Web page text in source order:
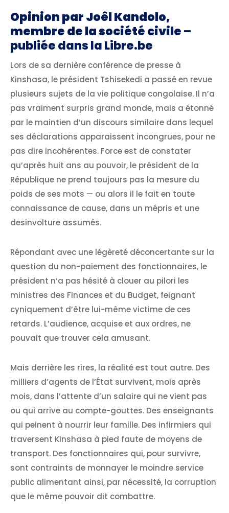
Opinion par Joêl Kandolo,
membre de la société civile–
publiée dans la Libre.be
Lors de sa dernière conférence de presse à
Kinshasa, le président Tshisekedi a passé en revue
plusieurs sujets de la vie politique congolaise. Il n’a
pas vraiment surpris grand monde, mais a étonné
par le maintien d’un discours similaire dans lequel
ses déclarations apparaissent incongrues, pour ne
pas dire incohérentes. Force est de constater
qu’après huit ans au pouvoir, le président de la
République ne prend toujours pas la mesure du
poids de ses mots — ou alors il le fait en toute
connaissance de cause, dans un mépris et une
desinvolture assumés.
Répondant avec une légèreté déconcertante sur la
question du non-paiement des fonctionnaires, le
président n’a pas hésité à clouer au pilori les
ministres des Finances et du Budget, feignant
cyniquement d’être lui-même victime de ces
retards. L’audience, acquise et aux ordres, ne
pouvait que trouver cela amusant.
Mais derrière les rires, la réalité est tout autre. Des
milliers d’agents de l’État survivent, mois après
mois, dans l’attente d’un salaire qui ne vient pas
ou qui arrive au compte-gouttes. Des enseignants
qui peinent à nourrir leur famille. Des infirmiers qui
traversent Kinshasa à pied faute de moyens de
transport. Des fonctionnaires qui, pour survivre,
sont contraints de monnayer le moindre service
public alimentant ainsi, par nécessité, la corruption
que le même pouvoir dit combattre.